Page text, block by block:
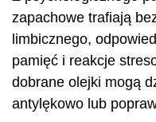
zapachowe trafiają
limbicznego,
pamięć i reakcje
dobrane olejki mogą
antylękowo lub